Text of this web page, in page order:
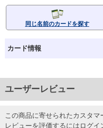
同じ名前のカードを探す
カード情報
ユーザーレビュー
この商品に寄せられたカスタマ
レビューを評価するにはログイ